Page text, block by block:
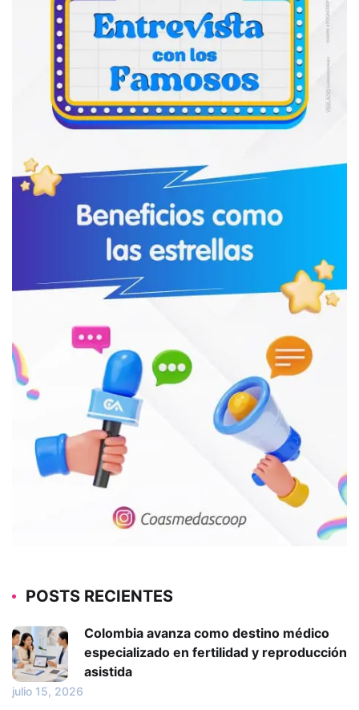
POSTS RECIENTES
Colombia avanza como destino médico
especializado en fertilidad y reproducción
asistida
julio 15, 2026